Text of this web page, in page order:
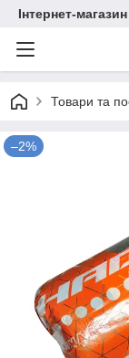
Інтернет-
Товари та
–2%